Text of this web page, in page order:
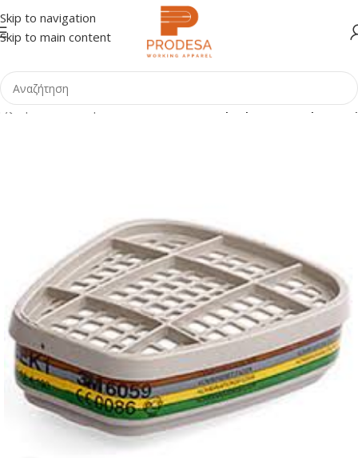
Skip to navigation
Skip to main content
σελίδα Shop ΕΠΑΓΓΕΛΜΑΤΑ Καθαρισμοί-Απολυμάνσεις